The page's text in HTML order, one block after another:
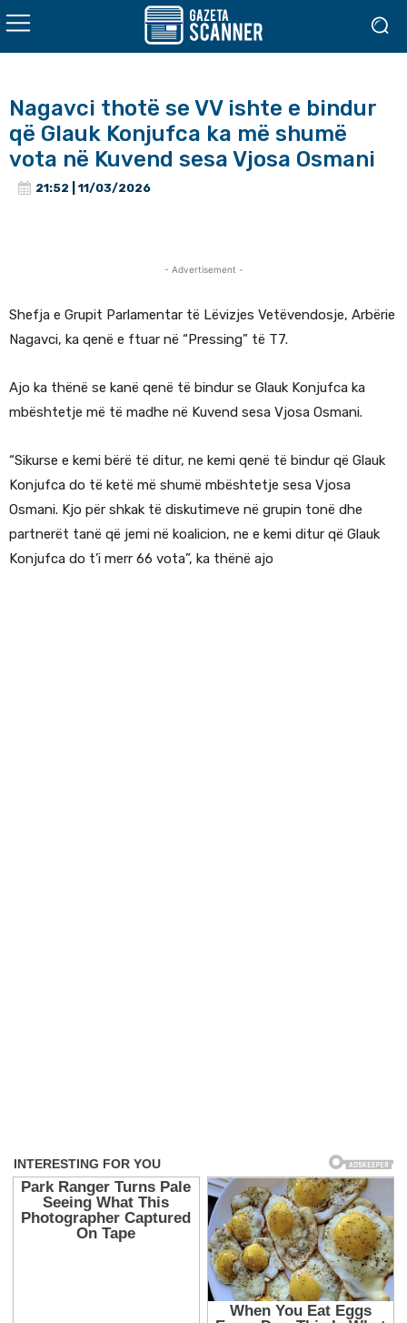
Nagavci thotë se VV ishte e bindur
që Glauk Konjufca ka më shumë
vota në Kuvend sesa Vjosa Osmani
21:52 | 11/03/2026
- Advertisement -
Shefja e Grupit Parlamentar të Lëvizjes Vetëvendosje, Arbërie
Nagavci, ka qenë e ftuar në “Pressing” të T7.
Ajo ka thënë se kanë qenë të bindur se Glauk Konjufca ka
mbështetje më të madhe në Kuvend sesa Vjosa Osmani.
“Sikurse e kemi bërë të ditur, ne kemi qenë të bindur që Glauk
Konjufca do të ketë më shumë mbështetje sesa Vjosa
Osmani. Kjo për shkak të diskutimeve në grupin tonë dhe
partnerët tanë që jemi në koalicion, ne e kemi ditur që Glauk
Konjufca do t’i merr 66 vota”, ka thënë ajo